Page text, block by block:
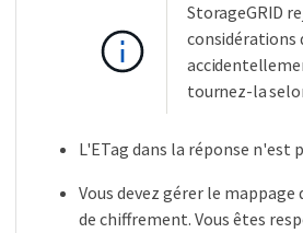
StorageGRID
considérations
tournez-la
L'ETag dans la réponse n'est
Vous devez gérer le
de chiffrement. Vous êtes